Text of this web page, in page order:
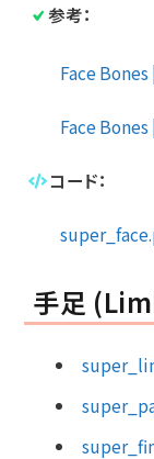
参考：
Face
Face
コード：
手足